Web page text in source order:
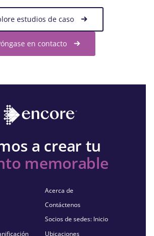
estudios de caso
en contacto
a crear tu
memorable
Acerca de
Contáctenos
Socios de sedes: Inicio
Ubicaciones